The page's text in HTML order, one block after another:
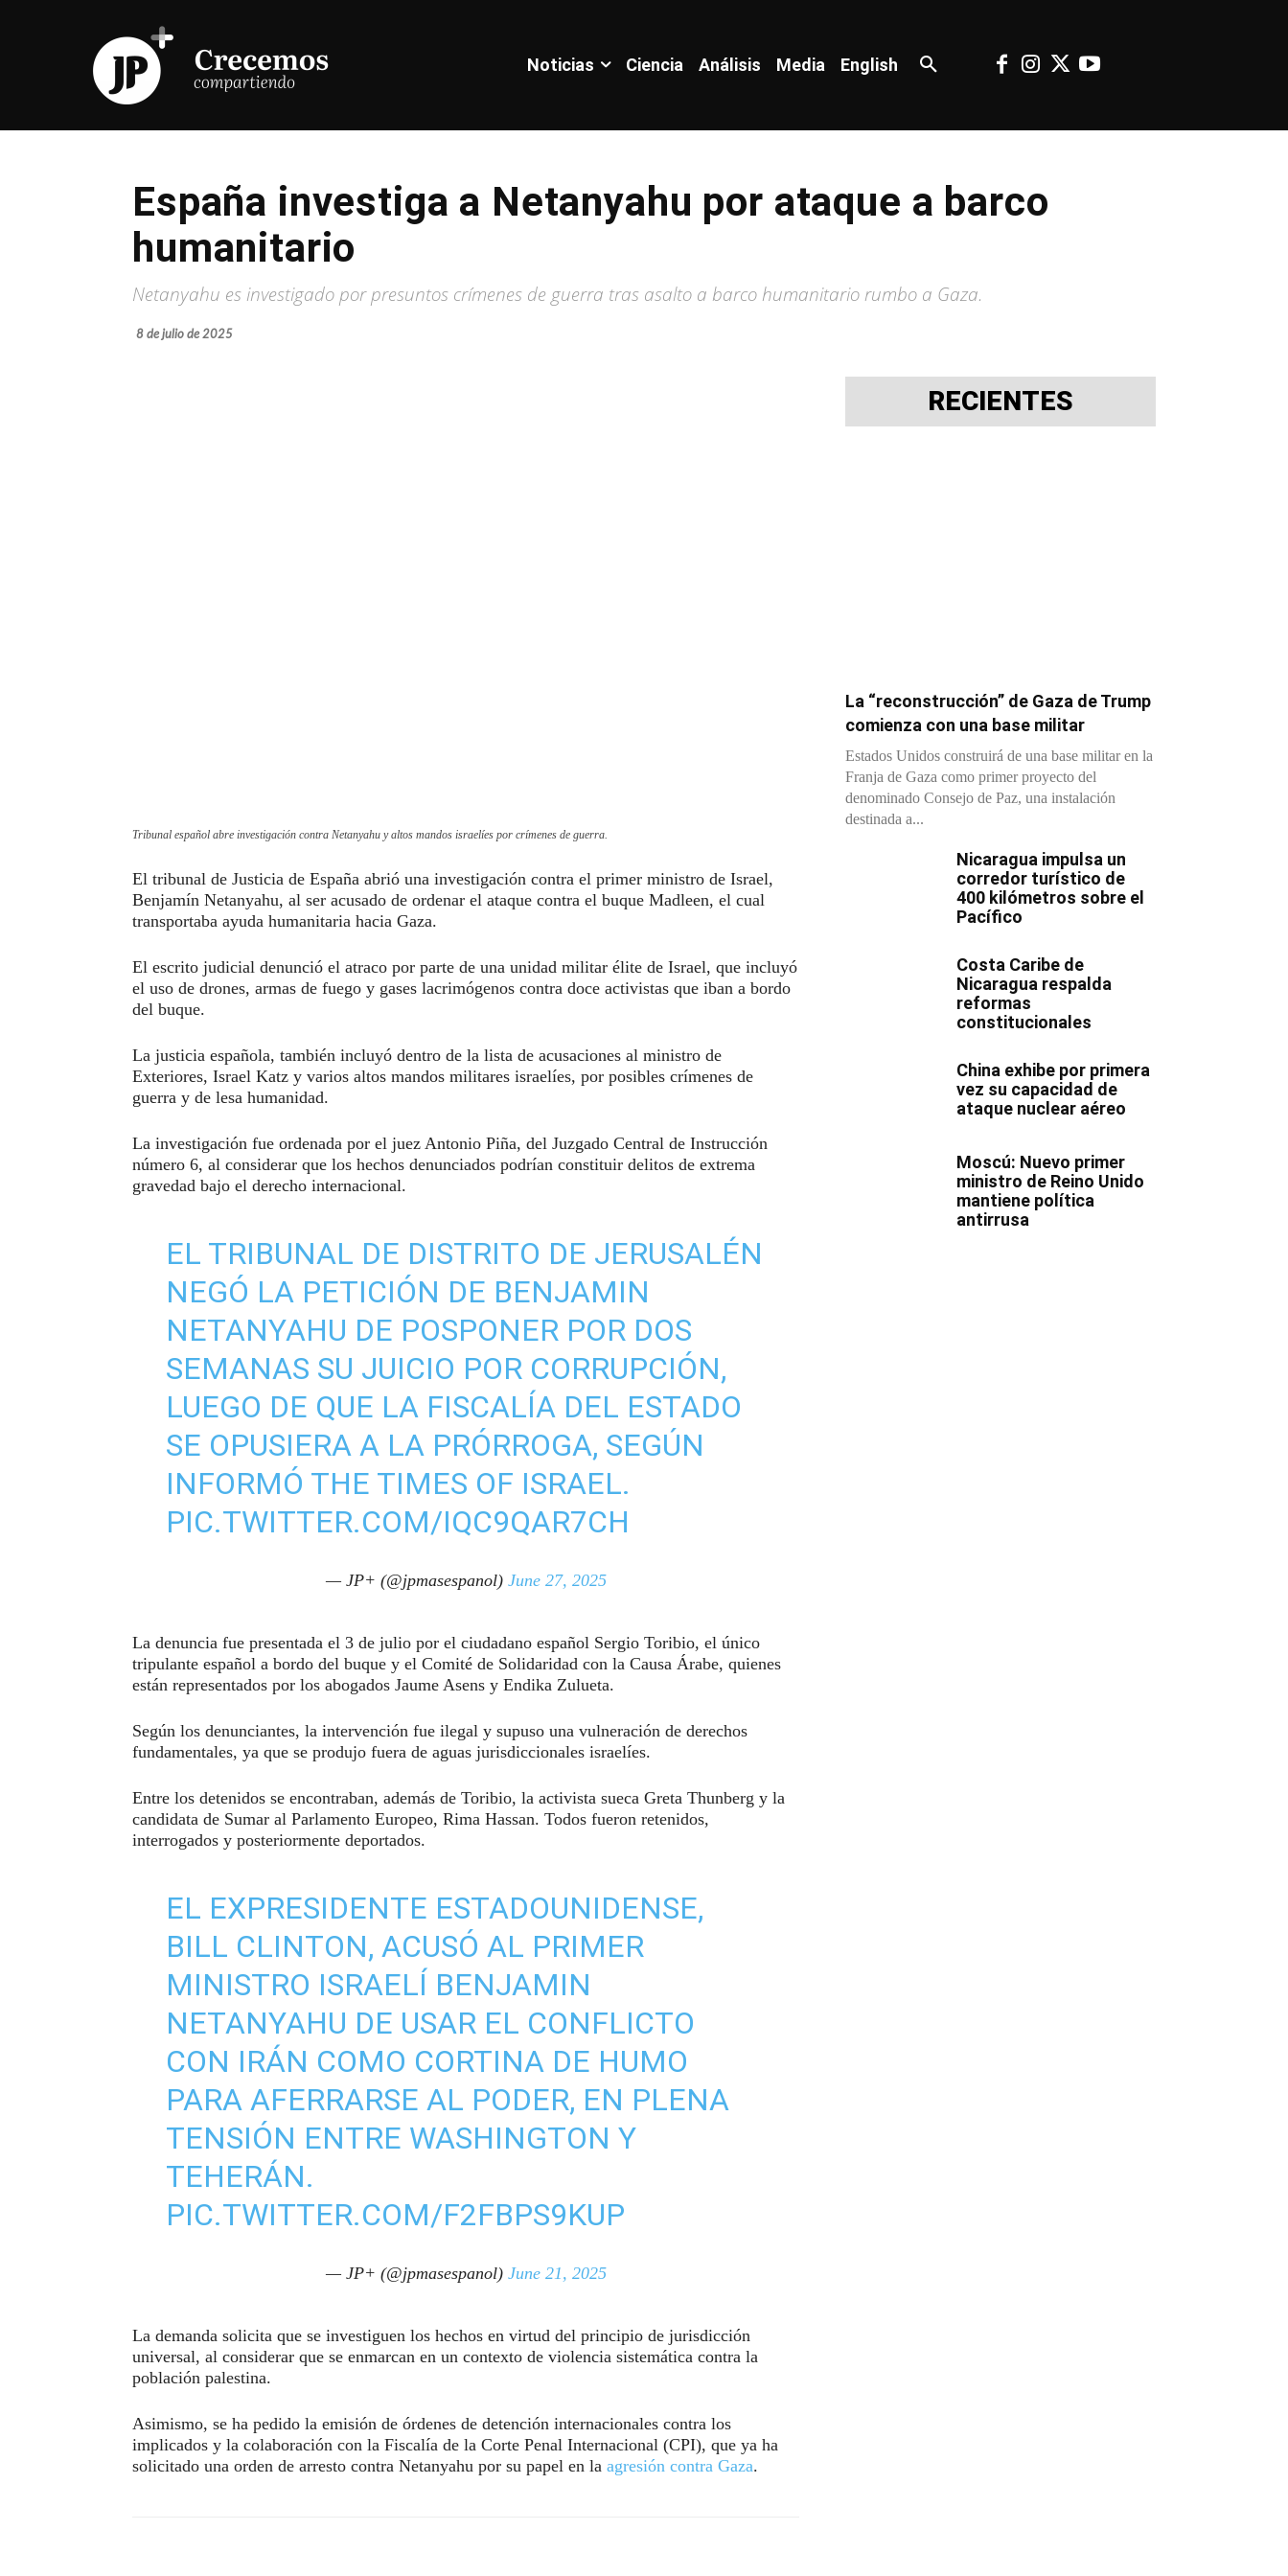
Noticias Ciencia Análisis Media English
España investiga a Netanyahu por ataque a barco
humanitario
Netanyahu es investigado por presuntos crímenes de guerra tras asalto a barco humanitario rumbo a Gaza.
8 de julio de 2025
Tribunal español abre investigación contra Netanyahu y altos mandos israelíes por crímenes de guerra.
El tribunal de Justicia de España abrió una investigación contra el primer ministro de Israel,
Benjamín Netanyahu, al ser acusado de ordenar el ataque contra el buque Madleen, el cual
transportaba ayuda humanitaria hacia Gaza.
El escrito judicial denunció el atraco por parte de una unidad militar élite de Israel, que incluyó
el uso de drones, armas de fuego y gases lacrimógenos contra doce activistas que iban a bordo
del buque.
La justicia española, también incluyó dentro de la lista de acusaciones al ministro de
Exteriores, Israel Katz y varios altos mandos militares israelíes, por posibles crímenes de
guerra y de lesa humanidad.
La investigación fue ordenada por el juez Antonio Piña, del Juzgado Central de Instrucción
número 6, al considerar que los hechos denunciados podrían constituir delitos de extrema
gravedad bajo el derecho internacional.
EL TRIBUNAL DE DISTRITO DE JERUSALÉN
NEGÓ LA PETICIÓN DE BENJAMIN
NETANYAHU DE POSPONER POR DOS
SEMANAS SU JUICIO POR CORRUPCIÓN,
LUEGO DE QUE LA FISCALÍA DEL ESTADO
SE OPUSIERA A LA PRÓRROGA, SEGÚN
INFORMÓ THE TIMES OF ISRAEL.
PIC.TWITTER.COM/IQC9QAR7CH
— JP+ (@jpmasespanol) June 27, 2025
La denuncia fue presentada el 3 de julio por el ciudadano español Sergio Toribio, el único
tripulante español a bordo del buque y el Comité de Solidaridad con la Causa Árabe, quienes
están representados por los abogados Jaume Asens y Endika Zulueta.
Según los denunciantes, la intervención fue ilegal y supuso una vulneración de derechos
fundamentales, ya que se produjo fuera de aguas jurisdiccionales israelíes.
Entre los detenidos se encontraban, además de Toribio, la activista sueca Greta Thunberg y la
candidata de Sumar al Parlamento Europeo, Rima Hassan. Todos fueron retenidos,
interrogados y posteriormente deportados.
EL EXPRESIDENTE ESTADOUNIDENSE,
BILL CLINTON, ACUSÓ AL PRIMER
MINISTRO ISRAELÍ BENJAMIN
NETANYAHU DE USAR EL CONFLICTO
CON IRÁN COMO CORTINA DE HUMO
PARA AFERRARSE AL PODER, EN PLENA
TENSIÓN ENTRE WASHINGTON Y
TEHERÁN.
PIC.TWITTER.COM/F2FBPS9KUP
— JP+ (@jpmasespanol) June 21, 2025
La demanda solicita que se investiguen los hechos en virtud del principio de jurisdicción
universal, al considerar que se enmarcan en un contexto de violencia sistemática contra la
población palestina.
Asimismo, se ha pedido la emisión de órdenes de detención internacionales contra los
implicados y la colaboración con la Fiscalía de la Corte Penal Internacional (CPI), que ya ha
solicitado una orden de arresto contra Netanyahu por su papel en la agresión contra Gaza.
RECIENTES
La “reconstrucción” de Gaza de Trump
comienza con una base militar
Estados Unidos construirá de una base militar en la
Franja de Gaza como primer proyecto del
denominado Consejo de Paz, una instalación
destinada a...
Nicaragua impulsa un
corredor turístico de
400 kilómetros sobre el
Pacífico
Costa Caribe de
Nicaragua respalda
reformas
constitucionales
China exhibe por primera
vez su capacidad de
ataque nuclear aéreo
Moscú: Nuevo primer
ministro de Reino Unido
mantiene política
antirrusa